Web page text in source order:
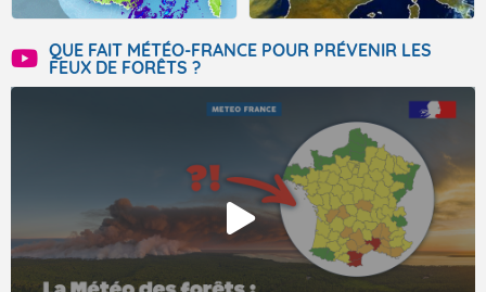
QUE FAIT MÉTÉO-FRANCE POUR PRÉVENIR LES
FEUX DE FORÊTS ?